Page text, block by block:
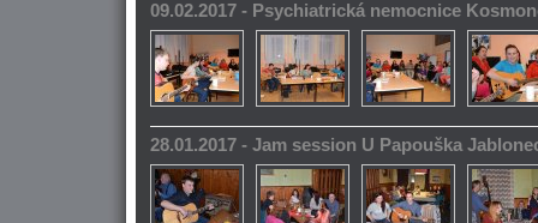
09.02.2017 - Psychiatrická nemocnice
28.01.2017 - Jam session U Papouška